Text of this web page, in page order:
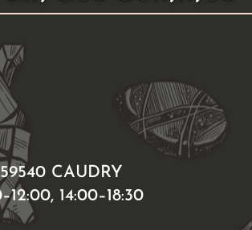
CAUDRY
14:00–18:30